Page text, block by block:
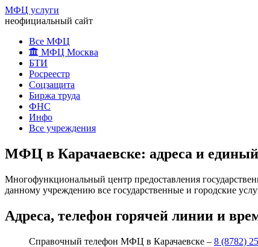
МФЦ услуги
неофициальный сайт
Все МФЦ
МФЦ Москва
БТИ
Росреестр
Соцзащита
Биржа труда
ФНС
Инфо
Все учреждения
МФЦ в Карачаевске: адреса и
Многофункциональный центр предоставления
данному учреждению все государственные и городские
Адреса, телефон горячей линии и
Справочный телефон МФЦ в Карачаевске – 8 (8782)